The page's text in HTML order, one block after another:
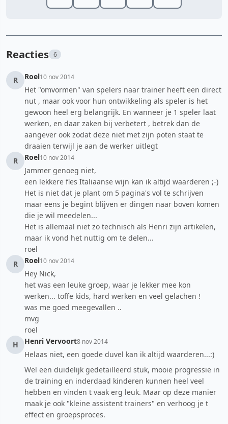
Reacties 6
R Roel10 nov 2014
Het "omvormen" van spelers naar trainer heeft een direct
nut , maar ook voor hun ontwikkeling als speler is het
gewoon heel erg belangrijk. En wanneer je 1 speler laat
werken, en daar zaken bij verbetert , betrek dan de
aangever ook zodat deze niet met zijn poten staat te
draaien terwijl je aan de werker uitlegt
R
Roel10 nov 2014
Jammer genoeg niet,
een lekkere fles Italiaanse wijn kan ik altijd waarderen ;-)
Het is niet dat je plant om 5 pagina's vol te schrijven
maar eens je begint blijven er dingen naar boven komen
die je wil meedelen...
Het is allemaal niet zo technisch als Henri zijn artikelen,
maar ik vond het nuttig om te delen...
roel
R
Roel10 nov 2014
Hey Nick,
het was een leuke groep, waar je lekker mee kon
werken... toffe kids, hard werken en veel gelachen !
was me goed meegevallen ..
mvg
roel
H
Henri Vervoort8 nov 2014
Helaas niet, een goede duvel kan ik altijd waarderen...:)
Wel een duidelijk gedetailleerd stuk, mooie progressie in
de training en inderdaad kinderen kunnen heel veel
hebben en vinden t vaak erg leuk. Maar op deze manier
maak je ook "kleine assistent trainers" en verhoog je t
effect en groepsproces.